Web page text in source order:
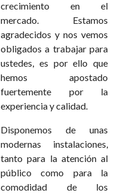
crecimiento en el
mercado. Estamos
agradecidos y nos vemos
obligados a trabajar para
ustedes, es por ello que
hemos apostado
fuertemente por la
experiencia y calidad.
Disponemos de unas
modernas instalaciones,
tanto para la atención al
público como para la
comodidad de los